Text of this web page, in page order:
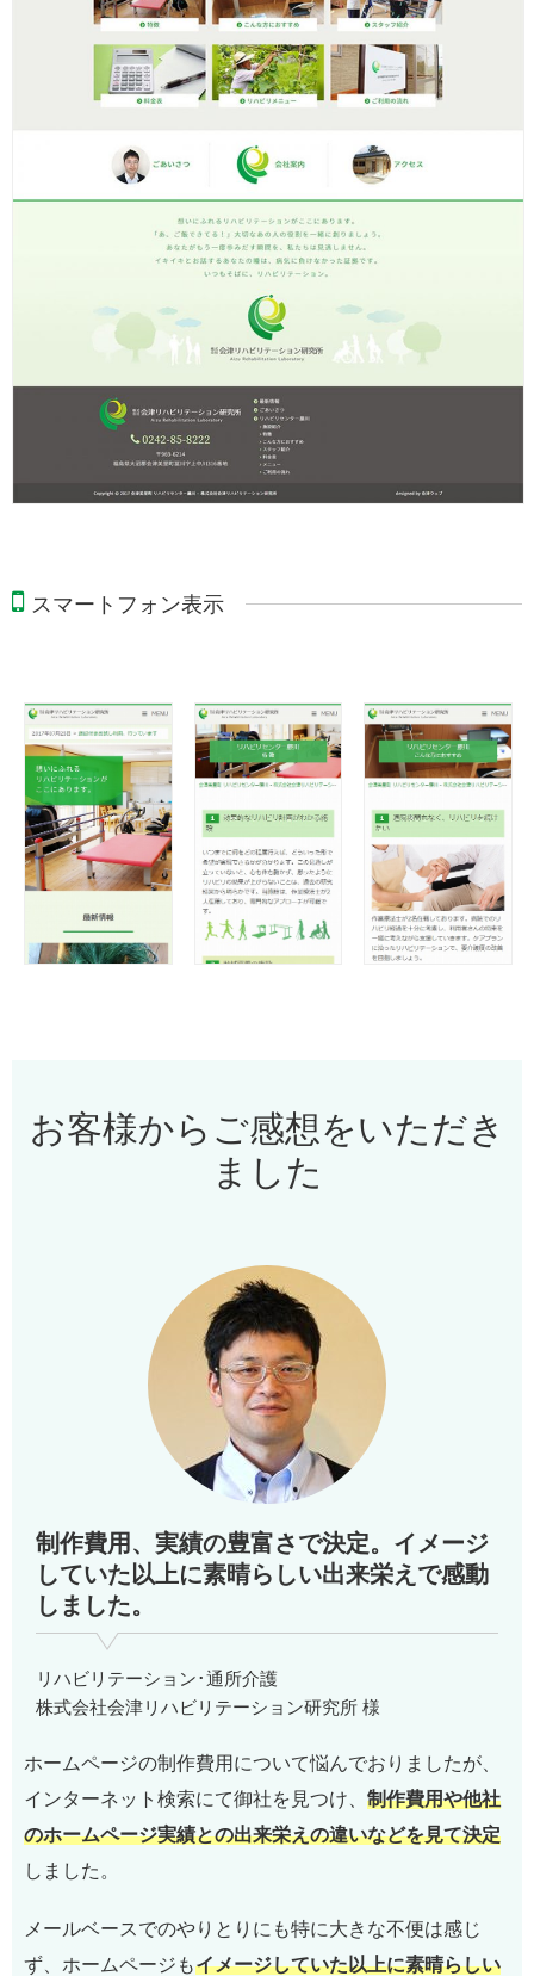
スマートフォン表示
お客様からご感想をいただき
ました
制作費用、実績の豊富さで決定。イメージ
していた以上に素晴らしい出来栄えで感動
しました。
リハビリテーション･通所介護
株式会社会津リハビリテーション研究所 様
ホームページの制作費用について悩んでおりましたが、
インターネット検索にて御社を見つけ、 制作費用や他社
のホームページ実績との出来栄えの違いなどを見て決定
しました。
メールベースでのやりとりにも特に大きな不便は感じ
ず、ホームページもイメージしていた以上に素晴らしい